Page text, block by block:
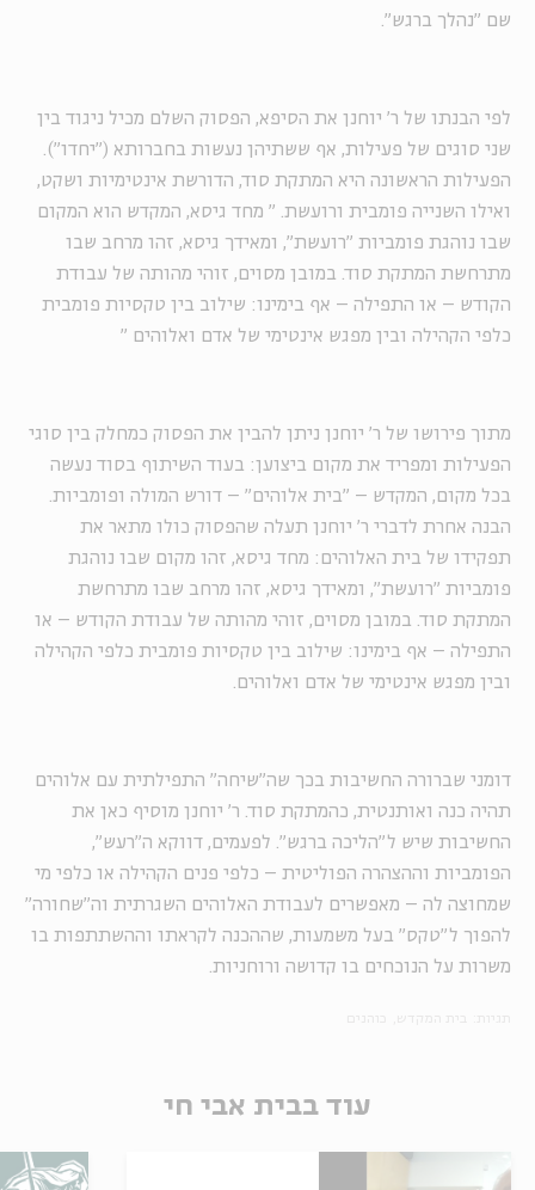
שם "נהלך ברגש".
לפי הבנתו של ר' יוחנן את הסיפא, הפסוק השלם מכיל ניגוד בין
שני סוגים של פעילות, אף ששתיהן נעשות בחברותא ("יחדו").
הפעילות הראשונה היא המתקת סוד, הדורשת אינטימיות ושקט,
ואילו השנייה פומבית ורועשת. " מחד גיסא, המקדש הוא המקום
שבו נוהגת פומביות "רועשת", ומאידך גיסא, זהו מרחב שבו
מתרחשת המתקת סוד. במובן מסוים, זוהי מהותה של עבודת
הקודש – או התפילה – אף בימינו: שילוב בין טקסיות פומבית
כלפי הקהילה ובין מפגש אינטימי של אדם ואלוהים "
מתוך פירושו של ר' יוחנן ניתן להבין את הפסוק כמחלק בין סוגי
הפעילות ומפריד את מקום ביצוען: בעוד השיתוף בסוד נעשה
בכל מקום, המקדש – "בית אלוהים" – דורש המולה ופומביות.
הבנה אחרת לדברי ר' יוחנן תעלה שהפסוק כולו מתאר את
תפקידו של בית האלוהים: מחד גיסא, זהו מקום שבו נוהגת
פומביות "רועשת", ומאידך גיסא, זהו מרחב שבו מתרחשת
המתקת סוד. במובן מסוים, זוהי מהותה של עבודת הקודש – או
התפילה – אף בימינו: שילוב בין טקסיות פומבית כלפי הקהילה
ובין מפגש אינטימי של אדם ואלוהים.
דומני שברורה החשיבות בכך שה"שיחה" התפילתית עם אלוהים
תהיה כנה ואותנטית, כהמתקת סוד. ר' יוחנן מוסיף כאן את
החשיבות שיש ל"הליכה ברגש". לפעמים, דווקא ה"רעש",
הפומביות וההצהרה הפוליטית – כלפי פנים הקהילה או כלפי מי
שמחוצה לה – מאפשרים לעבודת האלוהים השגרתית וה"שחורה"
להפוך ל"טקס" בעל משמעות, שההכנה לקראתו וההשתתפות בו
משרות על הנוכחים בו קדושה ורוחניות.
עוד בבית אבי חי